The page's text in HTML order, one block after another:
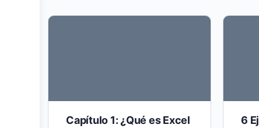
Capítulo 1: ¿Qué es Excel
6